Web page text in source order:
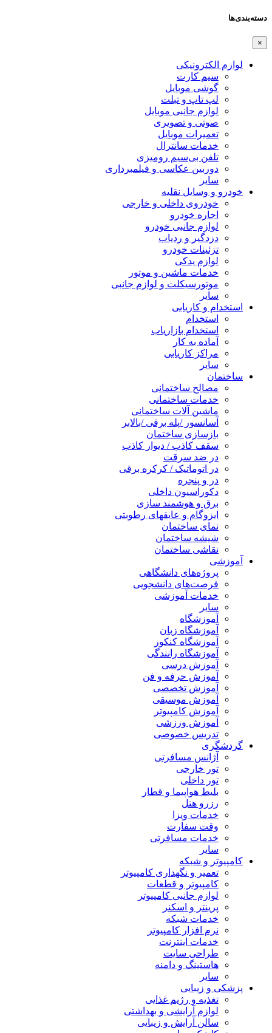
دسته‌بندی‌ها
×
لوازم الکترونیکی
سیم کارت
گوشی موبایل
لپ تاپ و تبلت
لوازم جانبی موبایل
صوتی و تصویری
تعمیرات موبایل
خدمات سانترال
تلفن بی‌سیم رومیزی
دوربین عکاسی و فیلمبرداری
سایر
خودرو و وسایل نقلیه
خودروی داخلی و خارجی
اجاره خودرو
لوازم جانبی خودرو
دزدگیر و ردیاب
تزئینات خودرو
لوازم یدکی
خدمات ماشین و موتور
موتورسیکلت و لوازم جانبی
سایر
استخدام و کاریابی
استخدام
استخدام بازاریاب
آماده به کار
مراکز کاریابی
سایر
ساختمان
مصالح ساختمانی
خدمات ساختمانی
ماشین آلات ساختمانی
آسانسور /پله برقی /بالابر
بازسازی ساختمان
سقف کاذب / دیوار کاذب
در ضد سرقت
در اتوماتیک / کرکره برقی
در و پنجره
دکوراسیون داخلی
برق و هوشمند سازی
ایزوگام و عایقهای رطوبتی
نمای ساختمان
شیشه ساختمان
نقاشی ساختمان
آموزشی
پروژه‌های دانشگاهی
فرصت‌های دانشجویی
خدمات آموزشی
سایر
آموزشگاه
آموزشگاه زبان
آموزشگاه کنکور
آموزشگاه رانندگی
آموزش درسی
آموزش حرفه و فن
آموزش تخصصی
آموزش موسیقی
آموزش کامپیوتر
آموزش ورزشی
تدریس خصوصی
گردشگری
آژانس مسافرتی
تور خارجی
تور داخلی
بلیط هواپیما و قطار
رزرو هتل
خدمات ویزا
وقت سفارت
خدمات مسافرتی
سایر
کامپیوتر و شبکه
تعمیر و نگهداری کامپیوتر
کامپیوتر و قطعات
لوازم جانبی کامپیوتر
پرینتر و اسکنر
خدمات شبکه
نرم افزار کامپیوتر
خدمات اینترنت
طراحی سایت
هاستینگ و دامنه
سایر
پزشکی و زیبایی
تغذیه و رژیم غذایی
لوازم آرایشی و بهداشتی
سالن آرایش و زیبایی